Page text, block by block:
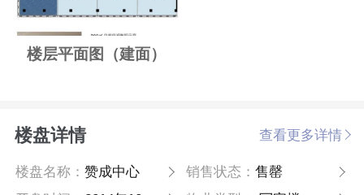
楼层平面图（建面）
楼盘详情 查看更多详情
楼盘名称：赞成中心 销售状态： 售罄